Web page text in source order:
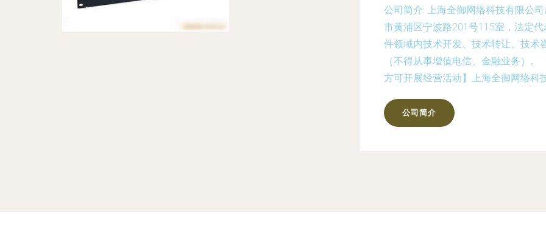
公司简介: 上海全御网络科技有限公
市黄浦区宁波路201号115室，法定
件领域内技术开发、技术转让、技术
（不得从事增值电信、金融业务）
方可开展经营活动】上海全御网络科
公司简介